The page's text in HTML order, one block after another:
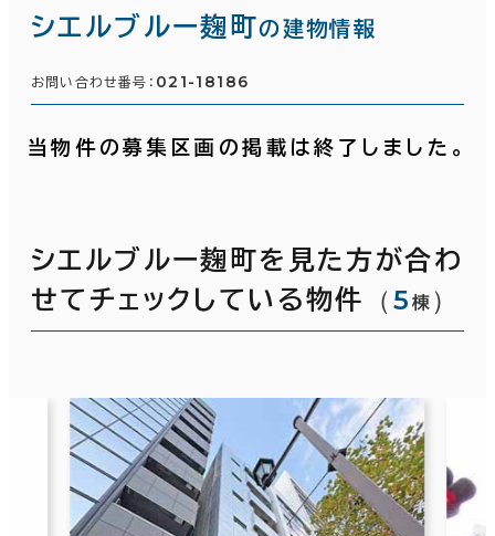
シエルブルー麹町の建物情報
お問い合わせ番号： 021-18186
当物件の募集区画の掲載は終了しました。
シエルブルー麹町を見た方が合わ
せてチェックしている物件
（5 棟 ）